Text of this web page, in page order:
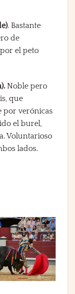
. Bastante
de
el peto
Noble pero
que
por verónicas
el burel,
Voluntarioso
lados.